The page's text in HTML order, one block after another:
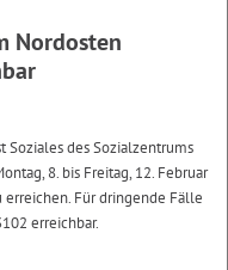
Nordosten
Soziales des Sozialzentrums
8. bis Freitag, 12. Februar
erreichen. Für dringende Fälle
erreichbar.